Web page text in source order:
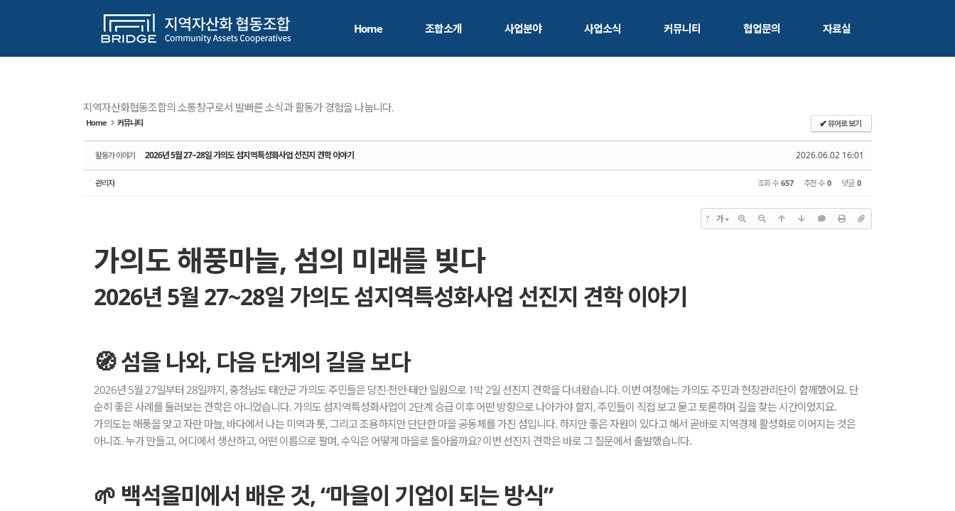
Home
조합소개 사업분야 사업소식 커뮤니티 협업문의 자료실
지역자산화협동조합의 소통창구로서 발빠른 소식과 활동가 경험을 나눕니다.
Home 커뮤니티 ✔뷰어로 보기
활동가 이야기 2026.06.02 16:01
2026년 5월 27~28일 가의도 섬지역특성화사업 선진지 견학 이야기
관리자 조회 수 657 추천 수 0 댓글 0
? 가
가의도 해풍마늘, 섬의 미래를 빚다
2026년 5월 27~28일 가의도 섬지역특성화사업 선진지 견학 이야기
🧭 섬을 나와, 다음 단계의 길을 보다
2026년 5월 27일부터 28일까지, 충청남도 태안군 가의도 주민들은 당진·천안·태안 일원으로 1박 2일 선진지 견학을 다녀왔습니다. 이번 여정에는 가의도 주민과 현장관리단이 함께했어요. 단
순히 좋은 사례를 둘러보는 견학은 아니었습니다. 가의도 섬지역특성화사업이 2단계 승급 이후 어떤 방향으로 나아가야 할지, 주민들이 직접 보고 묻고 토론하며 길을 찾는 시간이었지요.
가의도는 해풍을 맞고 자란 마늘, 바다에서 나는 미역과 톳, 그리고 조용하지만 단단한 마을 공동체를 가진 섬입니다. 하지만 좋은 자원이 있다고 해서 곧바로 지역경제 활성화로 이어지는 것은
아니죠. 누가 만들고, 어디에서 생산하고, 어떤 이름으로 팔며, 수익은 어떻게 마을로 돌아올까요? 이번 선진지 견학은 바로 그 질문에서 출발했습니다.
🌱 백석올미에서 배운 것, “마을이 기업이 되는 방식”